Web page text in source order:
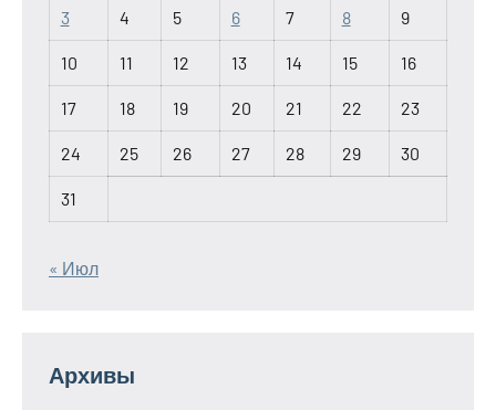
3 4 5 6 7 8 9
10 11 12 13 14 15 16
17 18 19 20 21 22 23
24 25 26 27 28 29 30
31
« Июл
Архивы